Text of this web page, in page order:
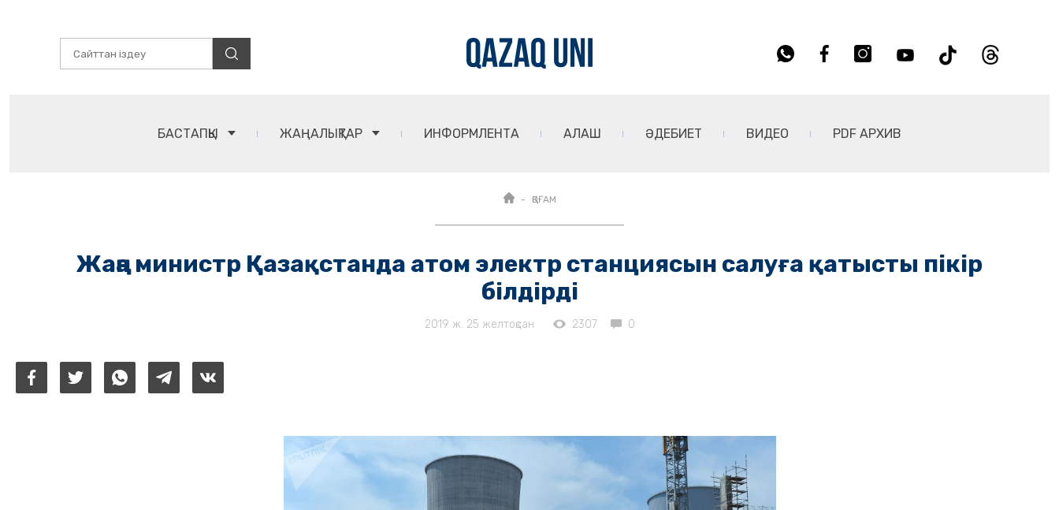
БАСТАПҚЫ ЖАҢАЛЫҚТАР ИНФОРМЛЕНТА АЛАШ ӘДЕБИЕТ ВИДЕО PDF АРХИВ
ҚОҒАМ
Жаңа министр Қазақстанда атом электр станциясын салуға қатысты пікір
білдірді
2019 ж. 25 желтоқсан 2307 0